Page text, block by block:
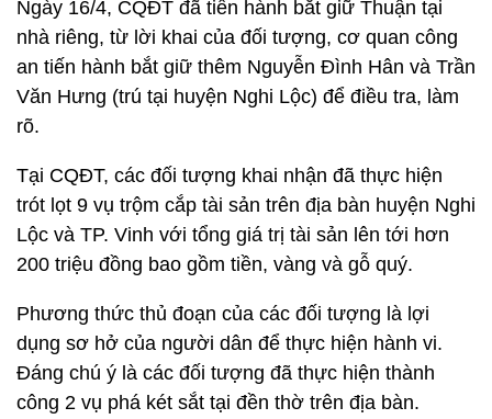
Ngày 16/4, CQĐT đã tiến hành bắt giữ Thuận tại
nhà riêng, từ lời khai của đối tượng, cơ quan công
an tiến hành bắt giữ thêm Nguyễn Đình Hân và Trần
Văn Hưng (trú tại huyện Nghi Lộc) để điều tra, làm
rõ.
Tại CQĐT, các đối tượng khai nhận đã thực hiện
trót lọt 9 vụ trộm cắp tài sản trên địa bàn huyện Nghi
Lộc và TP. Vinh với tổng giá trị tài sản lên tới hơn
200 triệu đồng bao gồm tiền, vàng và gỗ quý.
Phương thức thủ đoạn của các đối tượng là lợi
dụng sơ hở của người dân để thực hiện hành vi.
Đáng chú ý là các đối tượng đã thực hiện thành
công 2 vụ phá két sắt tại đền thờ trên địa bàn.